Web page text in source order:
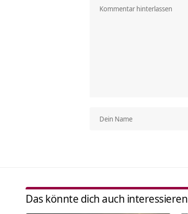
Das könnte dich auch interessieren